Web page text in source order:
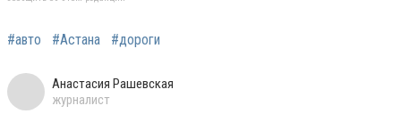
#авто #Астана #дороги
Анастасия Рашевская
журналист